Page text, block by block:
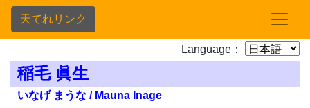
天てれリンク
Language：
稲毛 眞生
いなげ まうな / Mauna Inage